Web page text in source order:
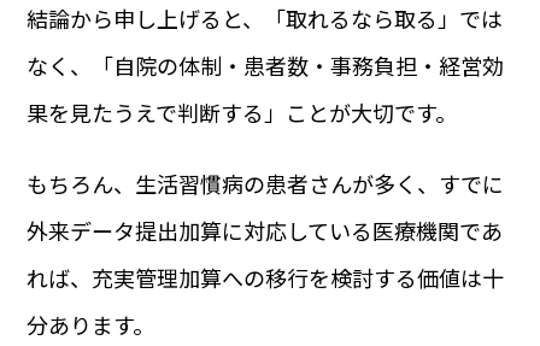
結論から申し上げると、「取れるなら取る」では
なく、「自院の体制・患者数・事務負担・経営効
果を見たうえで判断する」ことが大切です。
もちろん、生活習慣病の患者さんが多く、すでに
外来データ提出加算に対応している医療機関であ
れば、充実管理加算への移行を検討する価値は十
分あります。